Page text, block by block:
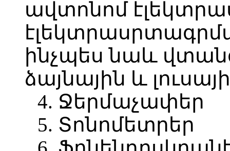
ավտոնոմ
ինչպես նաև
ձայնային և
4. Ջերմաչափեր
5. Տոնոմետրեր